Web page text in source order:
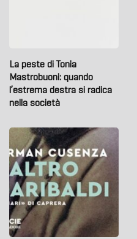
La peste di Tonia
Mastrobuoni: quando
l’estrema destra si radica
nella società